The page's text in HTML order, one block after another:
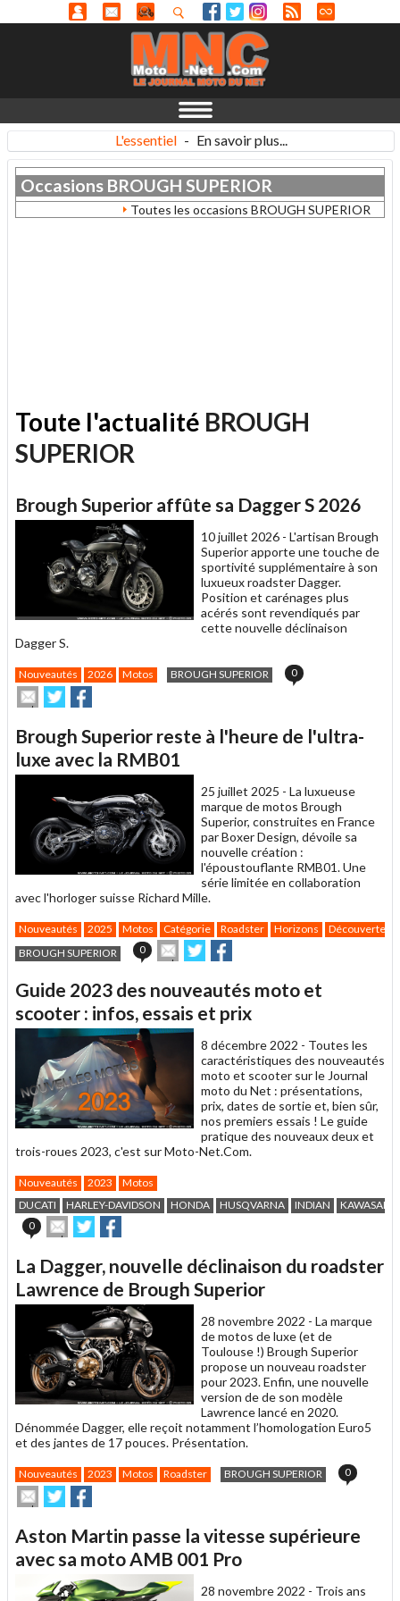
L'essentiel - En savoir plus...
Occasions BROUGH SUPERIOR
Toutes les occasions BROUGH SUPERIOR
Toute l'actualité BROUGH
SUPERIOR
Brough Superior affûte sa Dagger S 2026
10 juillet 2026 - L'artisan Brough
Superior apporte une touche de
sportivité supplémentaire à son
luxueux roadster Dagger.
Position et carénages plus
acérés sont revendiqués par
cette nouvelle déclinaison
Dagger S.
Nouveautés 2026 Motos BROUGH SUPERIOR 0
Envoyer
cet
à
un
ami
Partager
sur
sur
Brough Superior reste à l'heure de l'ultra-
luxe avec la RMB01
25 juillet 2025 - La luxueuse
marque de motos Brough
Superior, construites en France
par Boxer Design, dévoile sa
nouvelle création :
l'époustouflante RMB01. Une
série limitée en collaboration
avec l'horloger suisse Richard Mille.
Nouveautés 2025 Motos Catégorie Roadster Horizons
Découverte
BROUGH SUPERIOR
0
Envoyer
cet
à
un
ami
Partager
sur sur
Guide 2023 des nouveautés moto et
scooter : infos, essais et prix
8 décembre 2022 - Toutes les
caractéristiques des nouveautés
moto et scooter sur le Journal
moto du Net : présentations,
prix, dates de sortie et, bien sûr,
nos premiers essais ! Le guide
pratique des nouveaux deux et
trois-roues 2023, c'est sur Moto-Net.Com.
Nouveautés 2023
Motos
DUCATI
HARLEY-DAVIDSON HONDA HUSQVARNA INDIAN
KAWASAKI
0
Envoyer
cet
à
un
ami
Partager
sur sur
La Dagger, nouvelle déclinaison du roadster
Lawrence de Brough Superior
28 novembre 2022 - La marque
de motos de luxe (et de
Toulouse !) Brough Superior
propose un nouveau roadster
pour 2023. Enfin, une nouvelle
version de de son modèle
Lawrence lancé en 2020.
Dénommée Dagger, elle reçoit notamment l’homologation Euro5
et des jantes de 17 pouces. Présentation.
Nouveautés 2023 Motos Roadster BROUGH SUPERIOR 0
Envoyer
cet
à
un
ami
Partager
sur
sur
Aston Martin passe la vitesse supérieure
avec sa moto AMB 001 Pro
28 novembre 2022 - Trois ans